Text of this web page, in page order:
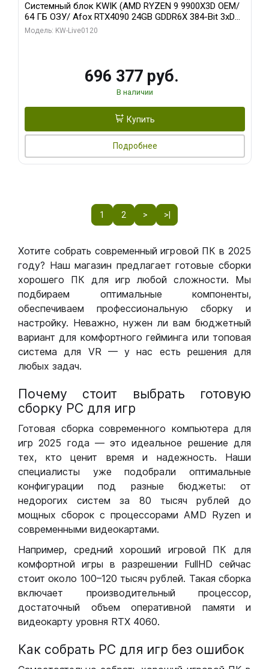
Системный блок KWIK (AMD RYZEN 9 9900X3D OEM/
64 ГБ ОЗУ/ Afox RTX4090 24GB GDDR6X 384-Bit 3xDP
HDMI ATX Turbo/ 1 ТБ SSD)
Модель: KW-Live0120
696 377 руб.
В наличии
Купить
Подробнее
1 2 > >|
Хотите собрать современный игровой ПК в 2025
году? Наш магазин предлагает готовые сборки
хорошего ПК для игр любой сложности. Мы
подбираем оптимальные компоненты,
обеспечиваем профессиональную сборку и
настройку. Неважно, нужен ли вам бюджетный
вариант для комфортного гейминга или топовая
система для VR — у нас есть решения для
любых задач.
Почему стоит выбрать готовую
сборку РС для игр
Готовая сборка современного компьютера для
игр 2025 года — это идеальное решение для
тех, кто ценит время и надежность. Наши
специалисты уже подобрали оптимальные
конфигурации под разные бюджеты: от
недорогих систем за 80 тысяч рублей до
мощных сборок с процессорами AMD Ryzen и
современными видеокартами.
Например, средний хороший игровой ПК для
комфортной игры в разрешении FullHD сейчас
стоит около 100–120 тысяч рублей. Такая сборка
включает производительный процессор,
достаточный объем оперативной памяти и
видеокарту уровня RTX 4060.
Как собрать РС для игр без ошибок